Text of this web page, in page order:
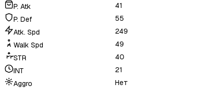
P. Atk
41
P. Def
55
Atk. Spd
249
Walk Spd
49
STR
40
INT
21
Aggro
Нет